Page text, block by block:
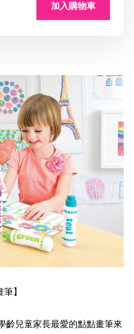
加入購物車
】
齡兒童家長最愛的點點畫筆來